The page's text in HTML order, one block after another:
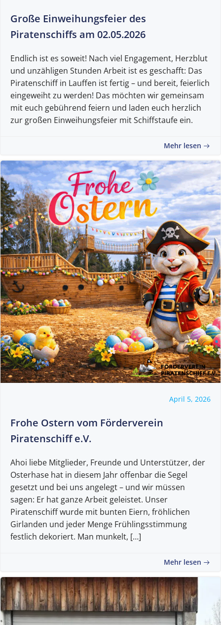
Große Einweihungsfeier des
Piratenschiffs am 02.05.2026
Endlich ist es soweit! Nach viel Engagement, Herzblut
und unzähligen Stunden Arbeit ist es geschafft: Das
Piratenschiff in Lauffen ist fertig – und bereit, feierlich
eingeweiht zu werden! Das möchten wir gemeinsam
mit euch gebührend feiern und laden euch herzlich
zur großen Einweihungsfeier mit Schiffstaufe ein.
Mehr lesen
April 5, 2026
Frohe Ostern vom Förderverein
Piratenschiff e.V.
Ahoi liebe Mitglieder, Freunde und Unterstützer, der
Osterhase hat in diesem Jahr offenbar die Segel
gesetzt und bei uns angelegt – und wir müssen
sagen: Er hat ganze Arbeit geleistet. Unser
Piratenschiff wurde mit bunten Eiern, fröhlichen
Girlanden und jeder Menge Frühlingsstimmung
festlich dekoriert. Man munkelt, […]
Mehr lesen